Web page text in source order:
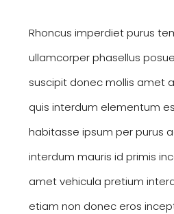
Rhoncus imperdiet purus
ullamcorper phasellus
suscipit donec mollis amet
quis interdum elementum
habitasse ipsum per purus
interdum mauris id primis
amet vehicula pretium
etiam non donec eros